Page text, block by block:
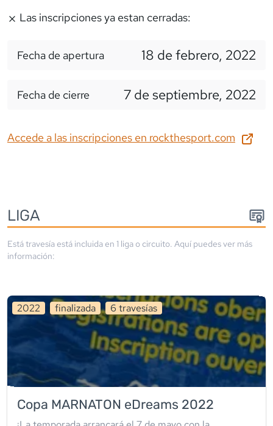
Las inscripciones ya estan cerradas:
Fecha de apertura 18 de febrero, 2022
Fecha de cierre 7 de septiembre, 2022
Accede a las inscripciones en rockthesport.com
LIGA
Está travesía está incluida en 1 liga o circuito. Aquí puedes ver más
información:
2022 finalizada 6 travesías
Copa MARNATON eDreams 2022